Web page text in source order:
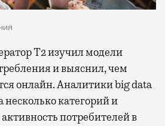
и выяснил, чем
онлайн. Аналитики big data
несколько категорий и
потребителей в